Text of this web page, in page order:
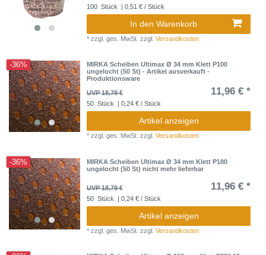
100 Stück | 0,51 € / Stück
In den Warenkorb
* zzgl. ges. MwSt. zzgl. Versandkosten
-36%
MIRKA Scheiben Ultimax Ø 34 mm Klett P100
ungelocht (50 St) - Artikel ausverkauft -
Produktionsware
UVP 18,79 €
11,96 € *
50 Stück | 0,24 € / Stück
Artikel anzeigen
* zzgl. ges. MwSt. zzgl. Versandkosten
-36%
MIRKA Scheiben Ultimax Ø 34 mm Klett P180
ungelocht (50 St) nicht mehr lieferbar
UVP 18,79 € 11,96 € *
50 Stück | 0,24 € / Stück
Artikel anzeigen
* zzgl. ges. MwSt. zzgl. Versandkosten